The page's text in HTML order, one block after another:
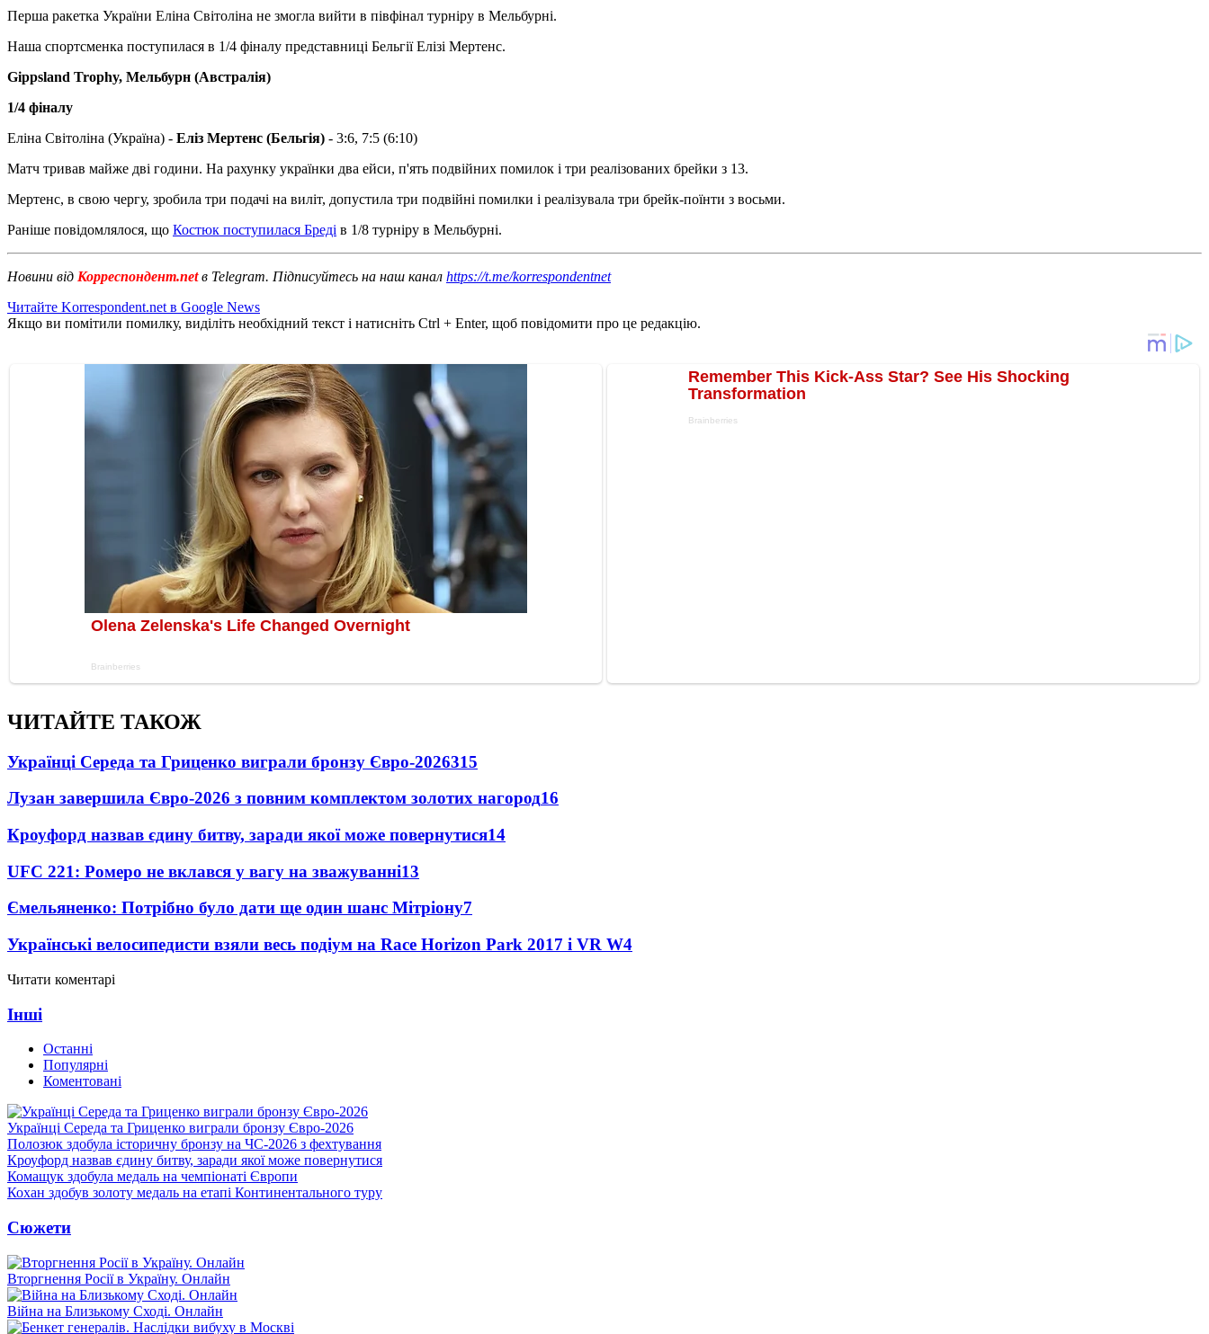
Перша ракетка України Еліна Світоліна не змогла вийти в півфінал турніру в Мельбурні.
Наша спортсменка поступилася в 1/4 фіналу представниці Бельгії Елізі Мертенс.
Gippsland Trophy, Мельбурн (Австралія)
1/4 фіналу
Еліна Світоліна (Україна) - Еліз Мертенс (Бельгія) - 3:6, 7:5 (6:10)
Матч тривав майже дві години. На рахунку українки два ейси, п'ять подвійних помилок і три реалізованих брейки з 13.
Мертенс, в свою чергу, зробила три подачі на виліт, допустила три подвійні помилки і реалізувала три брейк-поїнти з восьми.
Раніше повідомлялося, що Костюк поступилася Бреді в 1/8 турніру в Мельбурні.
Новини від Корреспондент.netв Telegram. Підписуйтесь на наш канал https://t.me/korrespondentnet
Читайте Korrespondent.net в Google News
Якщо ви помітили помилку, виділіть необхідний текст і натисніть Ctrl + Enter, щоб повідомити про це редакцію.
ЧИТАЙТЕ ТАКОЖ
Українці Середа та Гриценко виграли бронзу Євро-2026315
Лузан завершила Євро-2026 з повним комплектом золотих нагород16
Кроуфорд назвав єдину битву, заради якої може повернутися14
UFC 221: Ромеро не вклався у вагу на зважуванні13
Ємельяненко: Потрібно було дати ще один шанс Мітріону7
Українські велосипедисти взяли весь подіум на Race Horizon Park 2017 і VR W4
Читати коментарі
Інші
Останні
Популярні
Коментовані
Українці Середа та Гриценко виграли бронзу Євро-2026
Полозюк здобула історичну бронзу на ЧС-2026 з фехтування
Кроуфорд назвав єдину битву, заради якої може повернутися
Комащук здобула медаль на чемпіонаті Європи
Кохан здобув золоту медаль на етапі Континентального туру
Сюжети
Вторгнення Росії в Україну. Онлайн
Війна на Близькому Сході. Онлайн